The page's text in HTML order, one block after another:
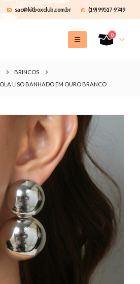
sac@kitboxclub.com.br (19) 99517-9749
0
BRINCOS
LISO BANHADO EM OURO BRANCO